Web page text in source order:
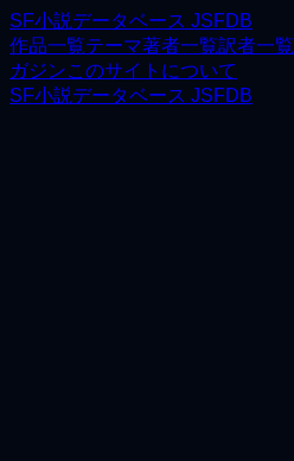
SF小説データベース JSFDB
作品一覧テーマ著者一覧訳者一覧
ガジンこのサイトについて
SF小説データベース JSFDB